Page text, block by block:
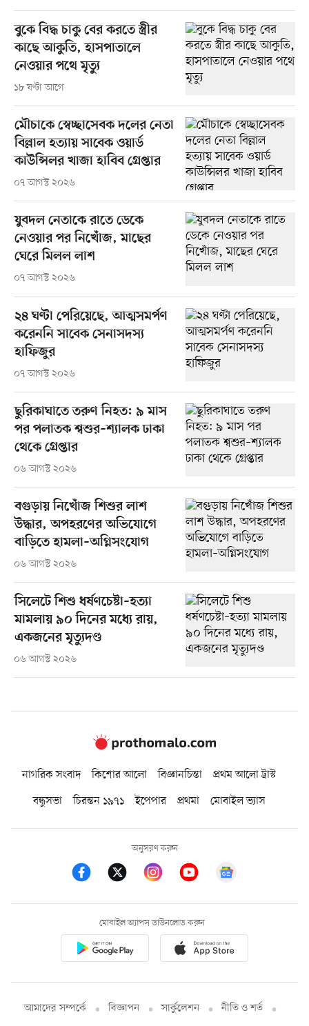
বুকে বিদ্ধ চাকু বের করতে স্ত্রীর
কাছে আকুতি, হাসপাতালে
নেওয়ার পথে মৃত্যু
১৮ ঘণ্টা আগে
মৌচাকে স্বেচ্ছাসেবক দলের নেতা
বিল্লাল হত্যায় সাবেক ওয়ার্ড
কাউন্সিলর খাজা হাবিব গ্রেপ্তার
০৭ আগস্ট ২০২৬
যুবদল নেতাকে রাতে ডেকে
নেওয়ার পর নিখোঁজ, মাছের
ঘেরে মিলল লাশ
০৭ আগস্ট ২০২৬
২৪ ঘণ্টা পেরিয়েছে, আত্মসমর্পণ
করেননি সাবেক সেনাসদস্য
হাফিজুর
০৭ আগস্ট ২০২৬
ছুরিকাঘাতে তরুণ নিহত: ৯ মাস
পর পলাতক শ্বশুর–শ্যালক ঢাকা
থেকে গ্রেপ্তার
০৬ আগস্ট ২০২৬
বগুড়ায় নিখোঁজ শিশুর লাশ
উদ্ধার, অপহরণের অভিযোগে
বাড়িতে হামলা–অগ্নিসংযোগ
০৬ আগস্ট ২০২৬
সিলেটে শিশু ধর্ষণচেষ্টা–হত্যা
মামলায় ৯০ দিনের মধ্যে রায়,
একজনের মৃত্যুদণ্ড
০৬ আগস্ট ২০২৬
নাগরিক সংবাদ কিশোর আলো বিজ্ঞানচিন্তা
প্রথম আলো ট্রাস্ট
বন্ধুসভা
চিরন্তন ১৯৭১ ইপেপার প্রথমা মোবাইল ভ্যাস
অনুসরণ করুন
মোবাইল অ্যাপস ডাউনলোড করুন
আমাদের সম্পর্কে বিজ্ঞাপন সার্কুলেশন নীতি ও শর্ত